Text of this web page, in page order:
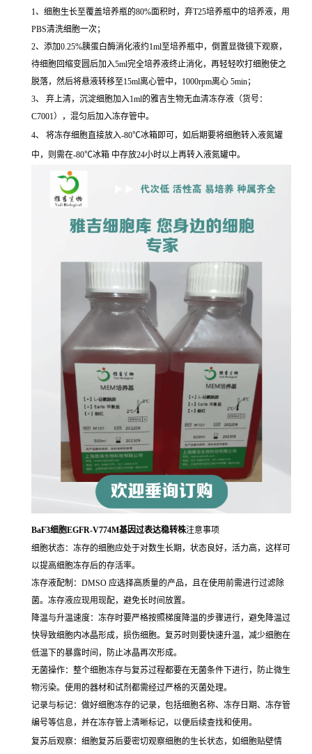
1、细胞生长至覆盖培养瓶的80%面积时，弃T25培养瓶中的培养液，用
PBS清洗细胞一次；
2、添加0.25%胰蛋白酶消化液约1ml至培养瓶中，倒置显微镜下观察，
待细胞回缩变圆后加入5ml完全培养液终止消化，再轻轻吹打细胞使之
脱落，然后将悬液转移至15ml离心管中，1000rpm离心 5min；
3、 弃上清，沉淀细胞加入1ml的雅吉生物无血清冻存液（货号：
C7001），混匀后加入冻存管中。
4、 将冻存细胞直接放入-80℃冰箱即可，如后期要将细胞转入液氮罐
中，则需在-80℃冰箱 中存放24小时以上再转入液氮罐中。
BaF3细胞EGFR-V774M基因过表达稳转株注意事项
细胞状态：冻存的细胞应处于对数生长期，状态良好，活力高，这样可
以提高细胞冻存后的存活率。
冻存液配制：DMSO 应选择高质量的产品，且在使用前需进行过滤除
菌。冻存液应现用现配，避免长时间放置。
降温与升温速度：冻存时要严格按照梯度降温的步骤进行，避免降温过
快导致细胞内冰晶形成，损伤细胞。复苏时则要快速升温，减少细胞在
低温下的暴露时间，防止冰晶再次形成。
无菌操作：整个细胞冻存与复苏过程都要在无菌条件下进行，防止微生
物污染。使用的器材和试剂都需经过严格的灭菌处理。
记录与标记：做好细胞冻存的记录，包括细胞名称、冻存日期、冻存管
编号等信息，并在冻存管上清晰标记，以便后续查找和使用。
复苏后观察：细胞复苏后要密切观察细胞的生长状态，如细胞贴壁情